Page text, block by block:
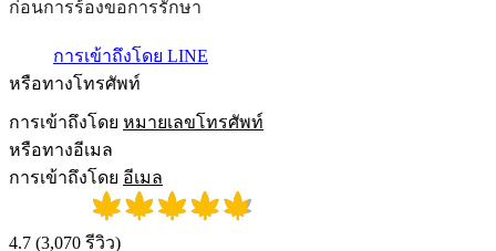
กอนการรองขอการรกษา
การเข้าถึงโดย LINE
หรือทางโทรศัพท์
การเข้าถึงโดย หมายเลขโทรศัพท์
หรือทางอีเมล
การเข้าถึงโดย อีเมล
4.7 (3,070 รีวิว)